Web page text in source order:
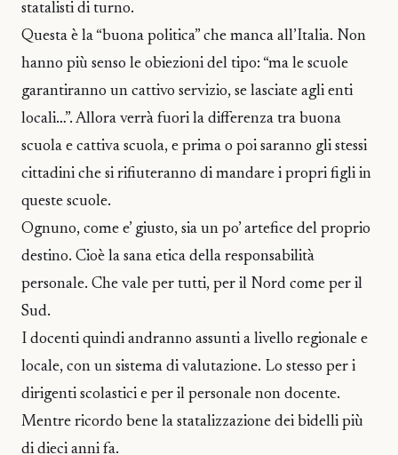
statalisti di turno.
Questa è la “buona politica” che manca all’Italia. Non
hanno più senso le obiezioni del tipo: “ma le scuole
garantiranno un cattivo servizio, se lasciate agli enti
locali…”. Allora verrà fuori la differenza tra buona
scuola e cattiva scuola, e prima o poi saranno gli stessi
cittadini che si rifiuteranno di mandare i propri figli in
queste scuole.
Ognuno, come e’ giusto, sia un po’ artefice del proprio
destino. Cioè la sana etica della responsabilità
personale. Che vale per tutti, per il Nord come per il
Sud.
I docenti quindi andranno assunti a livello regionale e
locale, con un sistema di valutazione. Lo stesso per i
dirigenti scolastici e per il personale non docente.
Mentre ricordo bene la statalizzazione dei bidelli più
di dieci anni fa.